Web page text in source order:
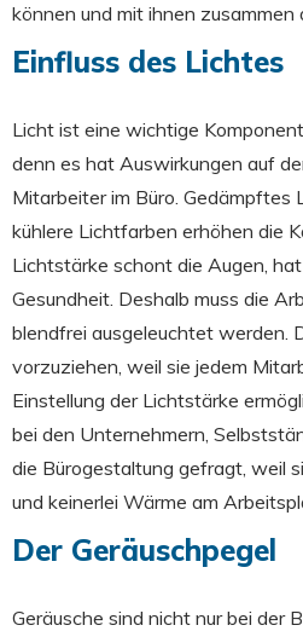
können und mit ihnen zusammen
Einfluss des Lichtes
Licht ist eine wichtige
denn es hat Auswirkungen auf
Mitarbeiter im Büro. Gedämpftes
kühlere Lichtfarben erhöhen die
Lichtstärke schont die Augen,
Gesundheit. Deshalb muss die
blendfrei ausgeleuchtet werden.
vorzuziehen, weil sie jedem
Einstellung der Lichtstärke
bei den Unternehmern,
die Bürogestaltung gefragt, weil
und keinerlei Wärme am
Der Geräuschpegel
Geräusche sind nicht nur bei der